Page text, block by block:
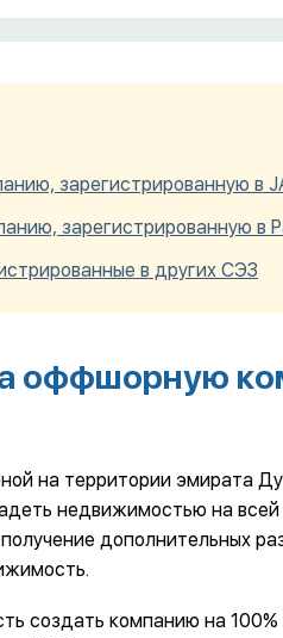
зарегистрированную в
зарегистрированную в
в других СЭЗ
оффшорную
на территории эмирата
недвижимостью на всей
дополнительных
создать компанию на